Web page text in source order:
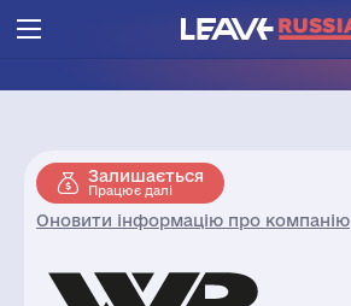
Залишається
Працює далі
Оновити інформацію про компанію